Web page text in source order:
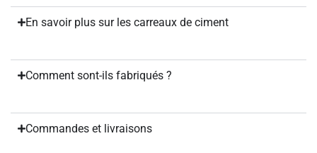
En savoir plus sur les carreaux de ciment
Comment sont-ils fabriqués ?
Commandes et livraisons